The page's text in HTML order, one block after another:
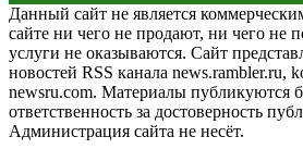
Данный сайт не является
сайте ни чего не продают, ни чего не
услуги не оказываются. Сайт
новостей RSS канала news.rambler.ru,
newsru.com. Материалы публикуются
ответственность за достоверность
Администрация сайта не несёт.